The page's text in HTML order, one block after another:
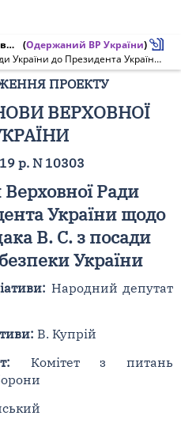
Проект Постанови Верховної Ради України, Карта проходження проекту від 16.05.2019 № 10303 (Одержаний ВР України)
Про Звернення Верховної Ради України до Президента України щодо звільнення Грицака В. С. з посади Голови Служби безпеки України